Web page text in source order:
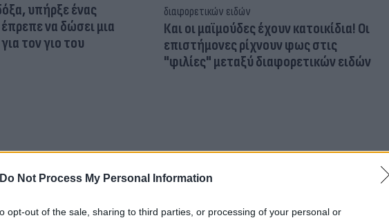
Do Not Process My Personal Information
opt-out of the sale, sharing to third parties, or processing of your personal or
υπήρξε ένας
να δώσει μια
τον γιο του
Και οι μαϊμούδες έχουν κατοικίδια! Οι
επιστήμονες ρίχνουν φως στις
"φιλίες" μεταξύ διαφορετικών ειδών